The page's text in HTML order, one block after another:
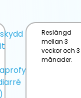
Reslängd
mellan 3
veckor och 3
månader.